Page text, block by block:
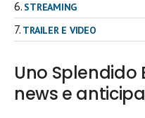
STREAMING
TRAILER E VIDEO
Uno Splendido
news e